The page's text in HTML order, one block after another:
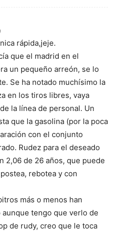
rápida,jeje.
que el madrid en el
un pequeño arreón, se lo
Se ha notado muchísimo la
en los tiros libres, vaya
la línea de personal. Un
que la gasolina (por la poca
con el conjunto
Rudez para el deseado
2,06 de 26 años, que puede
rebotea y con
más o menos han
tengo que verlo de
de rudy, creo que le toca